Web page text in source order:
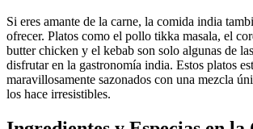
Si eres amante de la carne, la comida india
ofrecer. Platos como el pollo tikka masala, el
butter chicken y el kebab son solo algunas de
disfrutar en la gastronomía india. Estos platos
maravillosamente sazonados con una mezcla
los hace irresistibles.